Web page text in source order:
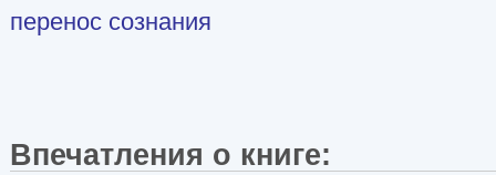
перенос сознания
Впечатления о книге: